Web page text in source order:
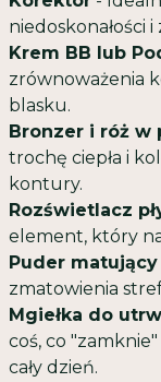
niedoskonałości
Krem BB lub
zrównoważenia
blasku.
Bronzer i róż w
trochę ciepła i
kontury.
Rozświetlacz
element, który
Puder matujący
zmatowienia
Mgiełka do
coś, co
cały dzień.